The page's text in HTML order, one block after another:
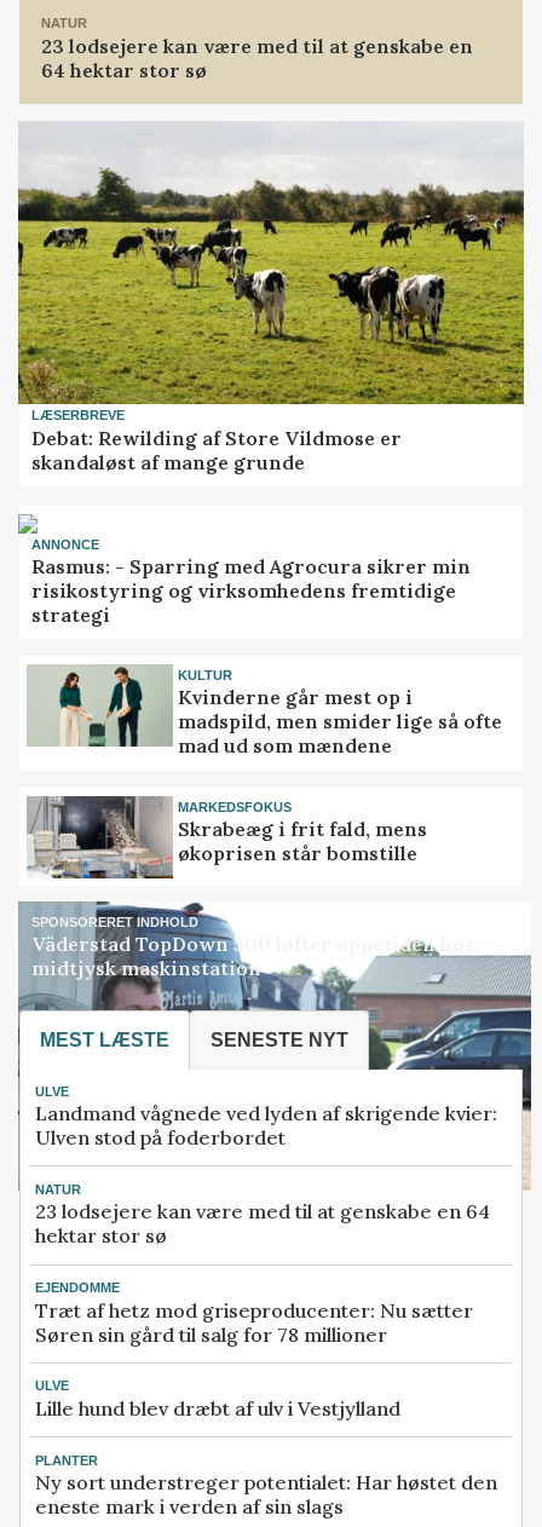
NATUR
23 lodsejere kan være med til at genskabe en
64 hektar stor sø
LÆSERBREVE
Debat: Rewilding af Store Vildmose er
skandaløst af mange grunde
ANNONCE
Rasmus: - Sparring med Agrocura sikrer min
risikostyring og virksomhedens fremtidige
strategi
KULTUR
Kvinderne går mest op i
madspild, men smider lige så ofte
mad ud som mændene
MARKEDSFOKUS
Skrabeæg i frit fald, mens
økoprisen står bomstille
SPONSORERET INDHOLD
Väderstad TopDown 500 løfter oppetiden hos
midtjysk maskinstation
MEST LÆSTE SENESTE NYT
ULVE
Landmand vågnede ved lyden af skrigende kvier:
Ulven stod på foderbordet
NATUR
23 lodsejere kan være med til at genskabe en 64
hektar stor sø
EJENDOMME
Træt af hetz mod griseproducenter: Nu sætter
Søren sin gård til salg for 78 millioner
ULVE
Lille hund blev dræbt af ulv i Vestjylland
PLANTER
Ny sort understreger potentialet: Har høstet den
eneste mark i verden af sin slags